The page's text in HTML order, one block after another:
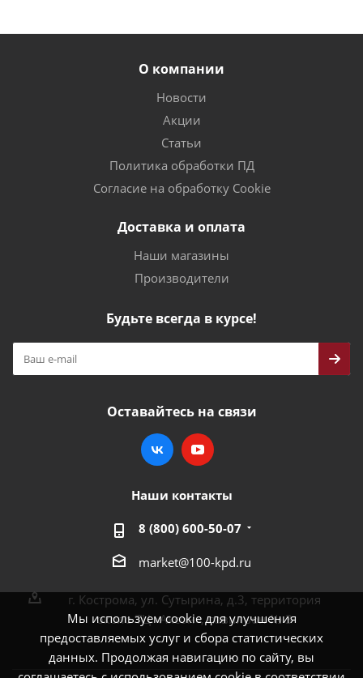
Мы используем cookie для улучшения
предоставляемых услуг и сбора статистических
данных. Продолжая навигацию по сайту, вы
О компании
Новости
Акции
Статьи
Политика обработки ПД
Согласие на обработку Cookie
Доставка и оплата
Наши магазины
Производители
Будьте всегда в курсе!
Оставайтесь на связи
Наши контакты
8 (800) 600-50-07
market@100-kpd.ru
г. Кострома, ул. Сутырина, д.3, территория
около ТЦ «Аксон», павильон № 3